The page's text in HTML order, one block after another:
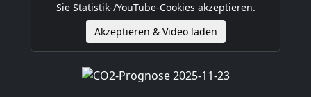
Sie Statistik-/YouTube-Cookies akzeptieren.
Akzeptieren & Video laden